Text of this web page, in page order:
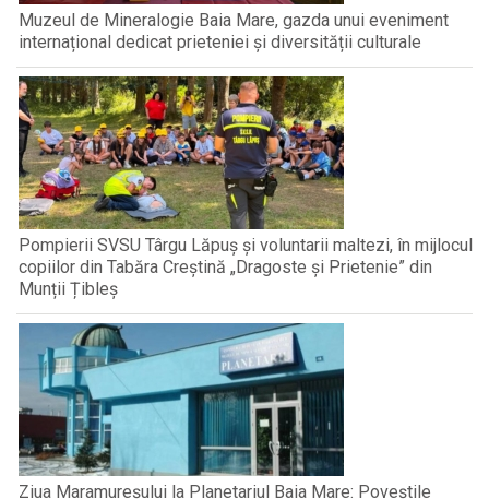
Muzeul de Mineralogie Baia Mare, gazda unui eveniment
internațional dedicat prieteniei și diversității culturale
Pompierii SVSU Târgu Lăpuș și voluntarii maltezi, în mijlocul
copiilor din Tabăra Creștină „Dragoste și Prietenie” din
Munții Țibleș
Ziua Maramureșului la Planetariul Baia Mare: Poveștile